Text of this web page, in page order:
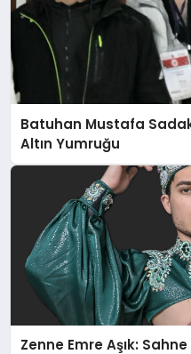
Batuhan Mustafa
Altın Yumruğu
Zenne Emre Aşık: